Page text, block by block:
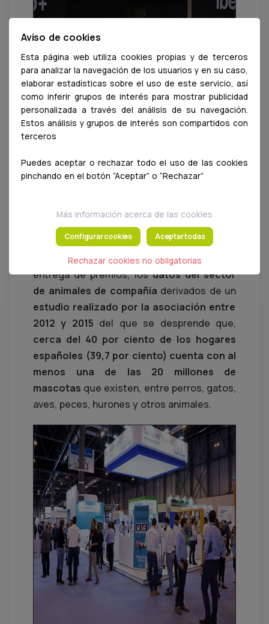
galardonados
gerente de AMVAC, Jaime Díazfue el
encargado de presentar, antes de la
entrega de premios, losdatos del sector
de animales de compañía derivados de un
estudio realizado por la asociación entre
2012 y 2015 del que se desprende que,
cerca del 40 por ciento de los hogares
españoles (39,7 por ciento) cuenta con al
menos una de las 20 millones de
mascotas que existen, entre perros, gatos,
aves, peces, hurones y otros animales.
Aviso de cookies
Esta página web utiliza cookies propias y de terceros
para analizar la navegación de los usuarios y en su caso,
elaborar estadísticas sobre el uso de este servicio, así
como inferir grupos de interés para mostrar publicidad
personalizada a través del análisis de su navegación.
Estos análisis y grupos de interés son compartidos con
terceros
Puedes aceptar o rechazar todo el uso de las cookies
pinchando en el botón “Aceptar” o “Rechazar”
Más información acerca de las cookies
Configurar cookies Aceptar todas
Rechazar cookies no obligatorias